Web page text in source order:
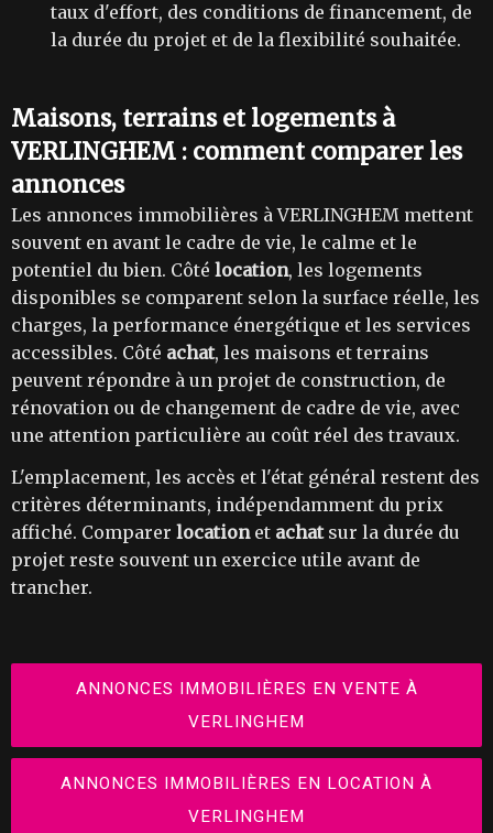
taux d'effort, des conditions de financement, de
la durée du projet et de la flexibilité souhaitée.
Maisons, terrains et logements à
VERLINGHEM : comment comparer les
annonces
Les annonces immobilières à VERLINGHEM mettent
souvent en avant le cadre de vie, le calme et le
potentiel du bien. Côté location, les logements
disponibles se comparent selon la surface réelle, les
charges, la performance énergétique et les services
accessibles. Côté achat, les maisons et terrains
peuvent répondre à un projet de construction, de
rénovation ou de changement de cadre de vie, avec
une attention particulière au coût réel des travaux.
L'emplacement, les accès et l'état général restent des
critères déterminants, indépendamment du prix
affiché. Comparer locationet achatsur la durée du
projet reste souvent un exercice utile avant de
trancher.
ANNONCES IMMOBILIÈRES EN VENTE À
VERLINGHEM
ANNONCES IMMOBILIÈRES EN LOCATION À
VERLINGHEM